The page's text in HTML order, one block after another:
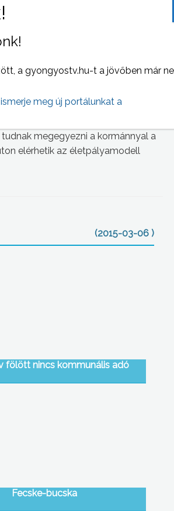
vagy bárhová elmegy
ezt a röghöz kötést lazán ki tudja
kell teremteni, hogy itt
Ez az arány a nyugat európai
megyei elnöke szerint amíg az
képes fenntartani saját magát,
megállításáról beszélni. A
megegyezni a kormánnyal a
elérhetik az életpályamodell
(2015-03-06 )
fölött nincs kommunális adó
Fecske-bucska
a gyongyostv.hu-t a jövőben már
meg új portálunkat a